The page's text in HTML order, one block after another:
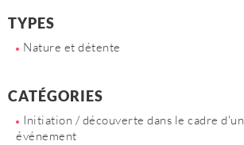
TYPES
Nature et détente
CATÉGORIES
Initiation / découverte dans le cadre d'un
événement